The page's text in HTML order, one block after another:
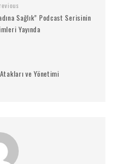
Sağlık” Podcast Serisinin
Yayında
ve Yönetimi